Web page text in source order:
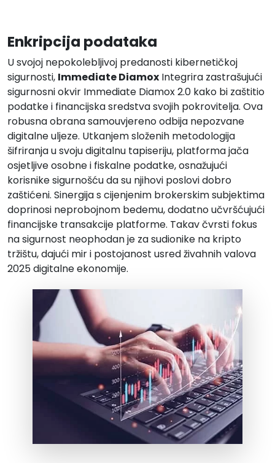
Enkripcija podataka
U svojoj nepokolebljivoj predanosti kibernetičkoj
sigurnosti, Immediate Diamox Integrira zastrašujući
sigurnosni okvir Immediate Diamox 2.0 kako bi zaštitio
podatke i financijska sredstva svojih pokrovitelja. Ova
robusna obrana samouvjereno odbija nepozvane
digitalne uljeze. Utkanjem složenih metodologija
šifriranja u svoju digitalnu tapiseriju, platforma jača
osjetljive osobne i fiskalne podatke, osnažujući
korisnike sigurnošću da su njihovi poslovi dobro
zaštićeni. Sinergija s cijenjenim brokerskim subjektima
doprinosi neprobojnom bedemu, dodatno učvršćujući
financijske transakcije platforme. Takav čvrsti fokus
na sigurnost neophodan je za sudionike na kripto
tržištu, dajući mir i postojanost usred živahnih valova
2025 digitalne ekonomije.